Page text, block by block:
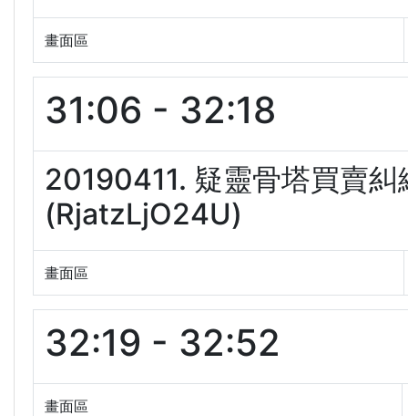
畫面區
31:06 - 32:18
20190411. 疑靈骨塔買賣
(RjatzLjO24U)
畫面區
32:19 - 32:52
畫面區